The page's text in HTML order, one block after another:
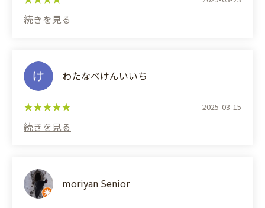
わたなべけんいいち
2025-03-15
moriyan Senior